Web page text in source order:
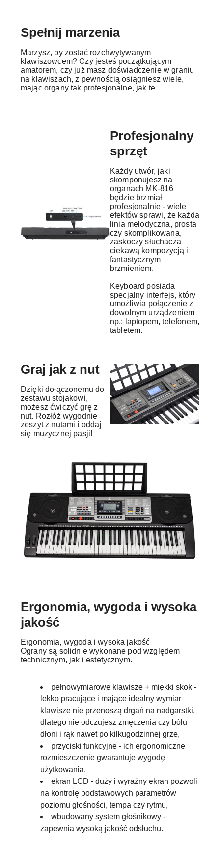
Spełnij marzenia
Marzysz, by zostać rozchwytywanym
klawiszowcem? Czy jesteś początkującym
amatorem, czy już masz doświadczenie w graniu
na klawiszach, z pewnością osiągniesz wiele,
mając organy tak profesjonalne, jak te.
Profesjonalny
sprzęt
Każdy utwór, jaki
skomponujesz na
organach MK-816
będzie brzmiał
profesjonalnie - wiele
efektów sprawi, że każda
linia melodyczna, prosta
czy skomplikowana,
zaskoczy słuchacza
ciekawą kompozycją i
fantastycznym
brzmieniem.
Keyboard posiada
specjalny interfejs, który
umożliwia połączenie z
dowolnym urządzeniem
np.: laptopem, telefonem,
tabletem.
Graj jak z nut
Dzięki dołączonemu do
zestawu stojakowi,
możesz ćwiczyć grę z
nut. Rozłóż wygodnie
zeszyt z nutami i oddaj
się muzycznej pasji!
Ergonomia, wygoda i wysoka
jakość
Ergonomia, wygoda i wysoka jakość
Ograny są solidnie wykonane pod względem
technicznym, jak i estetycznym.
pełnowymiarowe klawisze + miękki skok -
lekko pracujące i mające idealny wymiar
klawisze nie przenoszą drgań na nadgarstki,
dlatego nie odczujesz zmęczenia czy bólu
dłoni i rąk nawet po kilkugodzinnej grze,
przyciski funkcyjne - ich ergonomiczne
rozmieszczenie gwarantuje wygodę
użytkowania,
ekran LCD - duży i wyraźny ekran pozwoli
na kontrolę podstawowych parametrów
poziomu głośności, tempa czy rytmu,
wbudowany system głośnikowy -
zapewnia wysoką jakość odsłuchu.